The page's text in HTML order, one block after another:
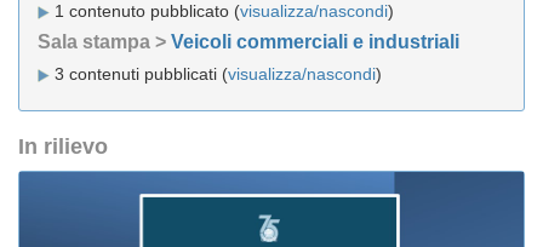
1 contenuto pubblicato (visualizza/nascondi)
Sala stampa > Veicoli commerciali e industriali
3 contenuti pubblicati (visualizza/nascondi)
In rilievo